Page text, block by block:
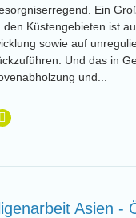
Ein
den Küstengebieten ist
sowie auf
Und das in
und...
Asien -